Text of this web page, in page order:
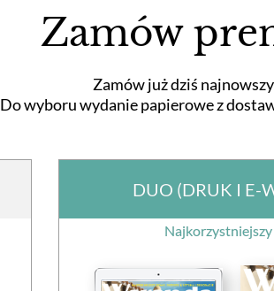
Zamów
Zamów już dziś
Do wyboru wydanie papierowe z
DUO (DRUK I E-